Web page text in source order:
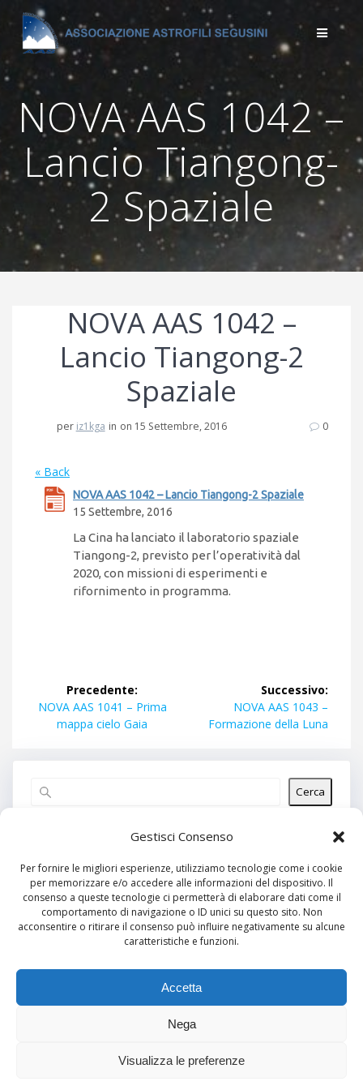
Gestisci Consenso
Per fornire le migliori esperienze, utilizziamo tecnologie come i cookie
per memorizzare e/o accedere alle informazioni del dispositivo. Il
consenso a queste tecnologie ci permetterà di elaborare dati come il
comportamento di navigazione o ID unici su questo sito. Non
acconsentire o ritirare il consenso può influire negativamente su alcune
caratteristiche e funzioni.
Accetta
Nega
Visualizza le preferenze
Salta
al
contenuto
NOVA AAS 1042 –
Lancio Tiangong-
2 Spaziale
NOVA AAS 1042 –
Lancio Tiangong-2
Spaziale
per iz1kga in on 15 Settembre, 2016 0
« Back
NOVA AAS 1042 – Lancio Tiangong-2 Spaziale
15 Settembre, 2016
La Cina ha lanciato il laboratorio spaziale
Tiangong-2, previsto per l’operatività dal
2020, con missioni di esperimenti e
rifornimento in programma.
Navigazione
articoli
Precedente:
Articolo
precedente:
NOVA AAS 1041 – Prima
mappa cielo Gaia
Successivo:
Articolo
successivo:
NOVA AAS 1043 –
Formazione della Luna
Cerca
Articoli recenti
Commenti recenti
Nessun commento da mostrare.
Nessun archivio da mostrare.
Categorie
Nessuna categoria